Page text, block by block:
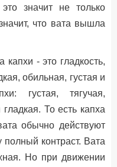
значит не только
что вата вышла
капхи - это гладкость,
обильная, густая и
густая, тягучая,
То есть капха
обычно действуют
полный контраст. Вата
Но при движении